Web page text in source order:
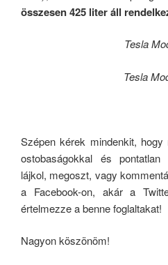
összesen 425 liter áll
Tesla
Tesla
Szépen kérek mindenkit,
ostobaságokkal és
lájkol, megoszt, vagy
a Facebook-on, akár a
értelmezze a benne foglaltakat!
Nagyon köszönöm!